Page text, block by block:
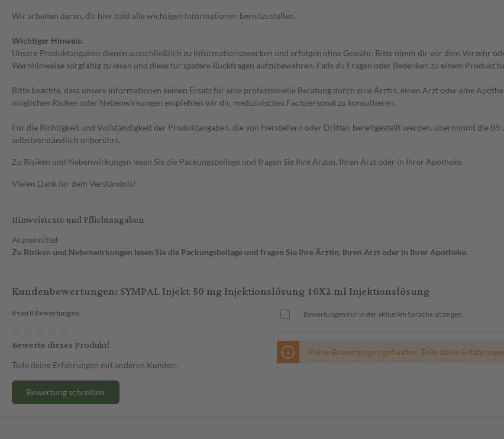
Wir arbeiten daran, dir hier bald alle wichtigen Informationen bereitzustellen.
Wichtiger Hinweis:
Unsere Produktangaben dienen ausschließlich zu Informationszwecken und erfolgen ohne Gewähr. Bitte nimm dir vor dem Verzehr
Warnhinweise sorgfältig zu lesen und diese für spätere Rückfragen aufzubewahren. Falls du Fragen oder Bedenken zu einem Produkt
Bitte beachte, dass unsere Informationen keinen Ersatz für eine professionelle Beratung durch eine Ärztin, einen Arzt oder eine
möglichen Risiken oder Nebenwirkungen empfehlen wir dir, medizinisches Fachpersonal zu konsultieren.
Für die Richtigkeit und Vollständigkeit der Produktangaben, die von Herstellern oder Dritten bereitgestellt werden, übernimmt die
selbstverständlich unberührt.
Zu Risiken und Nebenwirkungen lesen Sie die Packungsbeilage und fragen Sie Ihre Ärztin, Ihren Arzt oder in Ihrer Apotheke.
Vielen Dank für dein Verständnis!
Hinweistexte und Pflichtangaben
Arzneimittel
Zu Risiken und Nebenwirkungen lesen Sie die Packungsbeilage und fragen Sie Ihre Ärztin, Ihren Arzt oder in Ihrer Apotheke.
Kundenbewertungen: SYMPAL Injekt 50 mg Injektionslösung 10X2 ml Injektionslösung
0 von 0 Bewertungen
Bewerte dieses Produkt!
Teile deine Erfahrungen mit anderen Kunden.
Bewertung schreiben
Bewertungen nur in der aktuellen Sprache anzeigen.
Keine Bewertungen gefunden. Teile deine